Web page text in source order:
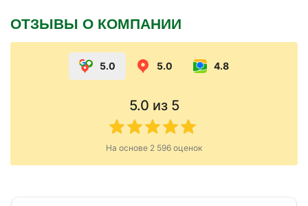
ОТЗЫВЫ О КОМПАНИИ
5.0 5.0 4.8
5.0 из 5
На основе 2 596 оценок